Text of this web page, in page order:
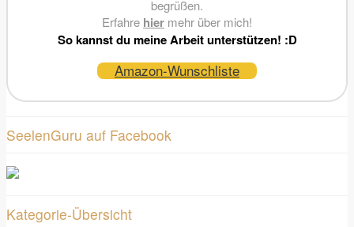
begrüßen.
Erfahre hier mehr über mich!
So kannst du meine Arbeit unterstützen! :D
Amazon-Wunschliste
SeelenGuru auf Facebook
Kategorie-Übersicht